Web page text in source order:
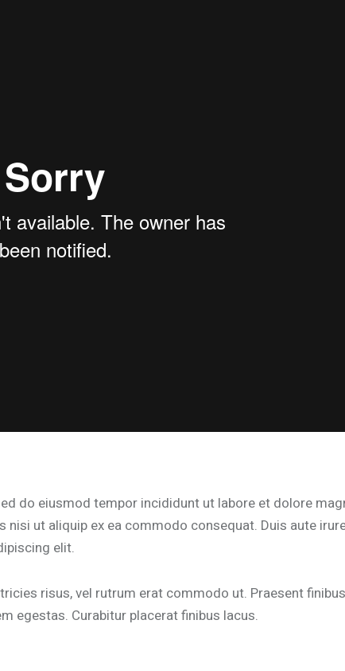
do eiusmod tempor incididunt ut labore et dolore
ut aliquip ex ea commodo consequat. Duis aute
elit.
risus, vel rutrum erat commodo ut. Praesent
egestas. Curabitur placerat finibus lacus.